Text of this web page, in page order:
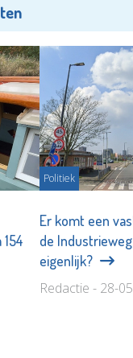
Politiek
Er komt een
de
eigenlijk?
Redactie - 28-